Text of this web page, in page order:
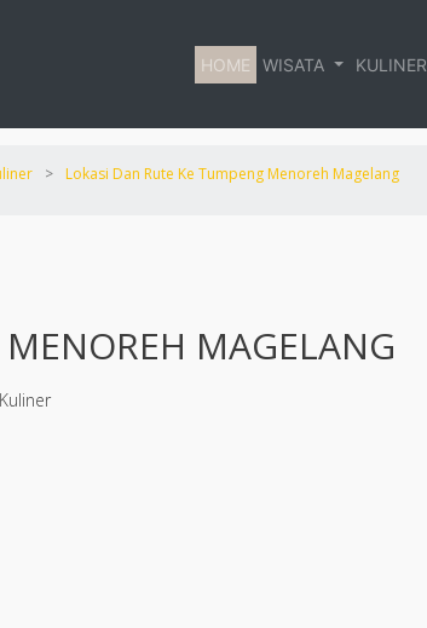
HOME WISATA KULINER
> Lokasi Dan Rute Ke Tumpeng Menoreh Magelang
MAGELANG
Kuliner